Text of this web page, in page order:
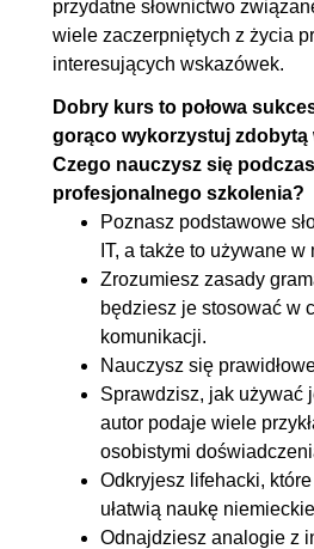
4.9. Czas przeszły prosty
Imperfekt
4.11. Przeczenia nein i nicht
4.12. Bezokolicznik z zu i bez
zu
4.13. Strona bierna w czasie
teraźniejszym Präsens
4.14. Strona bierna w czasach
Imperfekt i Perfekt
4.15. Strona bierna w czasie
przyszłym Futur I
4.16. Czasowniki modalne w
stronie biernej
5. Rzeczownik
przydatne słownictwo
wiele zaczerpniętych z życia
interesujących wskazówek.
Dobry kurs to połowa
gorąco wykorzystuj zdobytą
Czego nauczysz się
profesjonalnego szkolenia?
Poznasz podstawowe
IT, a także to używane w
Zrozumiesz zasady
będziesz je stosować w
komunikacji.
Nauczysz się
Sprawdzisz, jak
autor podaje wiele
osobistymi
Odkryjesz lifehacki,
ułatwią naukę
Odnajdziesz analogie z